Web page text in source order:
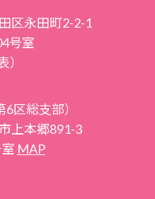
区永田町2-2-1
号室
）
区総支部）
上本郷891-3
MAP